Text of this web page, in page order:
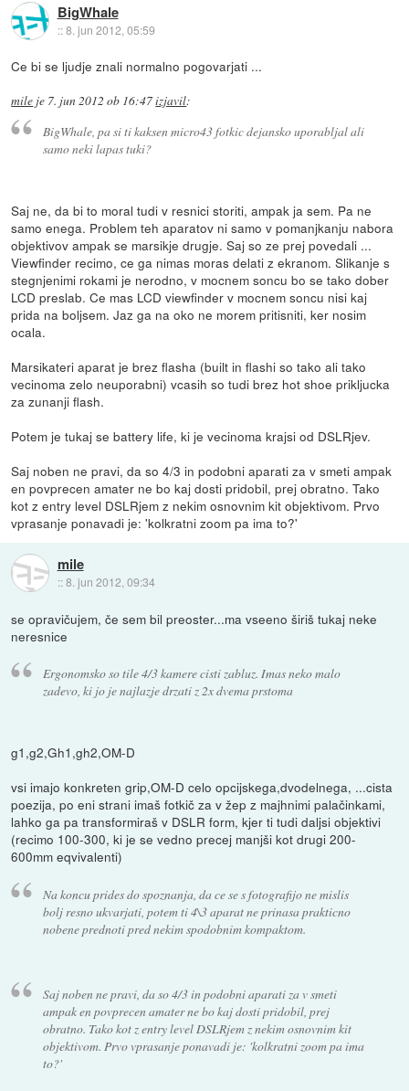
BigWhale
::8. jun 2012, 05:59
Ce bi se ljudje znali normalno pogovarjati ...
mile je 7. jun 2012 ob 16:47izjavil:
BigWhale, pa si ti kaksen micro43 fotkic dejansko uporabljal ali
samo neki lapas tuki?
Saj ne, da bi to moral tudi v resnici storiti, ampak ja sem. Pa ne
samo enega. Problem teh aparatov ni samo v pomanjkanju nabora
objektivov ampak se marsikje drugje. Saj so ze prej povedali ...
Viewfinder recimo, ce ga nimas moras delati z ekranom. Slikanje s
stegnjenimi rokami je nerodno, v mocnem soncu bo se tako dober
LCD preslab. Ce mas LCD viewfinder v mocnem soncu nisi kaj
prida na boljsem. Jaz ga na oko ne morem pritisniti, ker nosim
ocala.
Marsikateri aparat je brez flasha (built in flashi so tako ali tako
vecinoma zelo neuporabni) vcasih so tudi brez hot shoe prikljucka
za zunanji flash.
Potem je tukaj se battery life, ki je vecinoma krajsi od DSLRjev.
Saj noben ne pravi, da so 4/3 in podobni aparati za v smeti ampak
en povprecen amater ne bo kaj dosti pridobil, prej obratno. Tako
kot z entry level DSLRjem z nekim osnovnim kit objektivom. Prvo
vprasanje ponavadi je: 'kolkratni zoom pa ima to?'
mile
::8. jun 2012, 09:34
se opravičujem, če sem bil preoster...ma vseeno širiš tukaj neke
neresnice
Ergonomsko so tile 4/3 kamere cisti zabluz. Imas neko malo
zadevo, ki jo je najlazje drzati z 2x dvema prstoma
g1,g2,Gh1,gh2,OM-D
vsi imajo konkreten grip,OM-D celo opcijskega,dvodelnega, ...cista
poezija, po eni strani imaš fotkič za v žep z majhnimi palačinkami,
lahko ga pa transformiraš v DSLR form, kjer ti tudi daljsi objektivi
(recimo 100-300, ki je se vedno precej manjši kot drugi 200-
600mm eqvivalenti)
Na koncu prides do spoznanja, da ce se s fotografijo ne mislis
bolj resno ukvarjati, potem ti 4\3 aparat ne prinasa prakticno
nobene prednoti pred nekim spodobnim kompaktom.
Saj noben ne pravi, da so 4/3 in podobni aparati za v smeti
ampak en povprecen amater ne bo kaj dosti pridobil, prej
obratno. Tako kot z entry level DSLRjem z nekim osnovnim kit
objektivom. Prvo vprasanje ponavadi je: 'kolkratni zoom pa ima
to?'